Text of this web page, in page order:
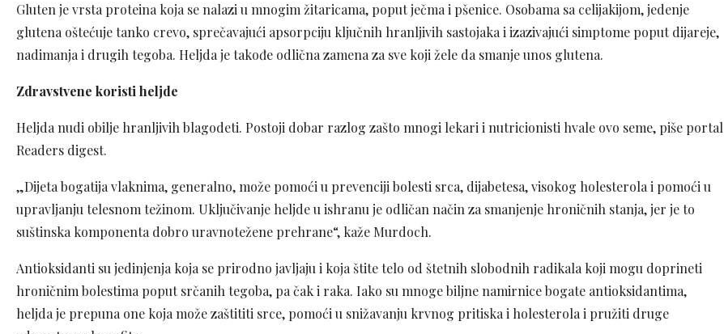
Gluten je vrsta proteina koja se nalazi u mnogim žitaricama, poput ječma i pšenice. Osobama sa celijakijom, jedenje
glutena oštećuje tanko crevo, sprečavajući apsorpciju ključnih hranljivih sastojaka i izazivajući simptome poput dijareje,
nadimanja i drugih tegoba. Heljda je takođe odlična zamena za sve koji žele da smanje unos glutena.
Zdravstvene koristi heljde
Heljda nudi obilje hranljivih blagodeti. Postoji dobar razlog zašto mnogi lekari i nutricionisti hvale ovo seme, piše portal
Readers digest.
„Dijeta bogatija vlaknima, generalno, može pomoći u prevenciji bolesti srca, dijabetesa, visokog holesterola i pomoći u
upravljanju telesnom težinom. Uključivanje heljde u ishranu je odličan način za smanjenje hroničnih stanja, jer je to
suštinska komponenta dobro uravnotežene prehrane“, kaže Murdoch.
Antioksidanti su jedinjenja koja se prirodno javljaju i koja štite telo od štetnih slobodnih radikala koji mogu doprineti
hroničnim bolestima poput srčanih tegoba, pa čak i raka. Iako su mnoge biljne namirnice bogate antioksidantima,
heljda je prepuna one koja može zaštititi srce, pomoći u snižavanju krvnog pritiska i holesterola i pružiti druge